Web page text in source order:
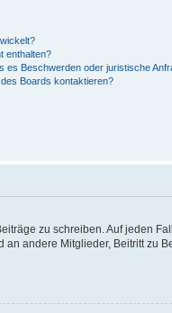
enthalten?
es Beschwerden oder juristische
Boards kontaktieren?
zu schreiben. Auf jeden
andere Mitglieder, Beitritt zu